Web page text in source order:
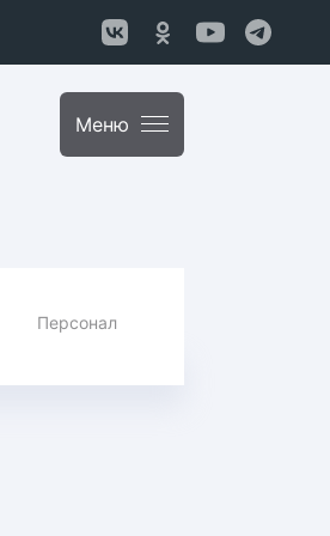
Меню
Персонал